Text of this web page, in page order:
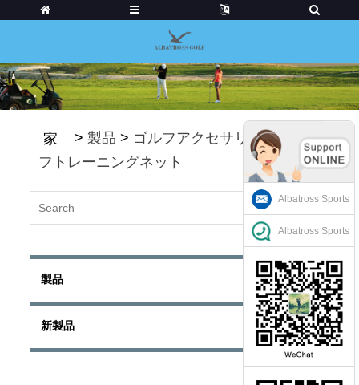
家 > 製品 > ゴルフアクセサリー>ゴル
フトレーニングネット
製品
新製品
Albatross Sports
Albatross Sports